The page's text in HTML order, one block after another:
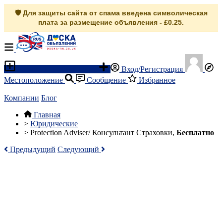
🛡️ Для защиты сайта от спама введена символическая
плата за размещение объявления - £0.25.
Вход/Регистрация
Местоположение
Сообщение Избранное
Компании Блог
Главная
> Юридические
> Protection Adviser/ Консультант Страховки, Бесплатно
Предыдущий Следующий